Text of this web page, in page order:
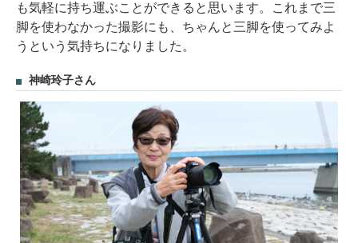
も気軽に持ち運ぶことができると思います。これまで三
脚を使わなかった撮影にも、ちゃんと三脚を使ってみよ
うという気持ちになりました。
神崎玲子さん